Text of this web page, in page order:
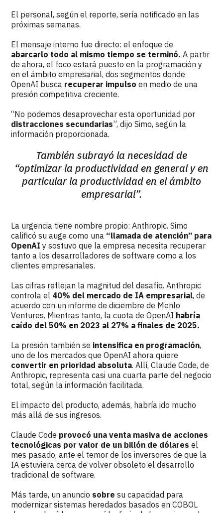
El personal, según el reporte, sería notificado en las
próximas semanas.
El mensaje interno fue directo: el enfoque de
abarcarlo todo al mismo tiempo se terminó. A partir
de ahora, el foco estará puesto en la programación y
en el ámbito empresarial, dos segmentos donde
OpenAI busca recuperar impulsoen medio de una
presión competitiva creciente.
“No podemos desaprovechar esta oportunidad por
distracciones secundarias”, dijo Simo, según la
información proporcionada.
También subrayó la necesidad de
“optimizar la productividad en general y en
particular la productividad en el ámbito
empresarial”.
La urgencia tiene nombre propio: Anthropic. Simo
calificó su auge como una “llamada de atención” para
OpenAIy sostuvo que la empresa necesita recuperar
tanto a los desarrolladores de software como a los
clientes empresariales.
Las cifras reflejan la magnitud del desafío. Anthropic
controla el 40% del mercado de IA empresarial, de
acuerdo con un informe de diciembre de Menlo
Ventures. Mientras tanto, la cuota de OpenAI habría
caído del 50% en 2023 al 27% a finales de 2025.
La presión también se intensifica en programación,
uno de los mercados que OpenAI ahora quiere
convertir en prioridad absoluta. Allí, Claude Code, de
Anthropic, representa casi una cuarta parte del negocio
total, según la información facilitada.
El impacto del producto, además, habría ido mucho
más allá de sus ingresos.
Claude Code provocó una venta masiva de acciones
tecnológicas por valor de un billón de dólares el
mes pasado, ante el temor de los inversores de que la
IA estuviera cerca de volver obsoleto el desarrollo
tradicional de software.
Más tarde, un anuncio sobresu capacidad para
modernizar sistemas heredados basados en COBOL